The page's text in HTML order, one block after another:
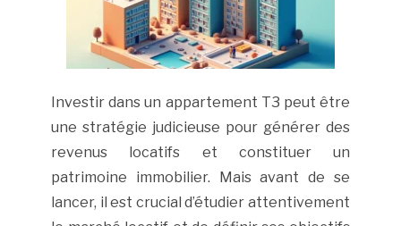
Investir dans un appartement T3 peut être
une stratégie judicieuse pour générer des
revenus locatifs et constituer un
patrimoine immobilier. Mais avant de se
lancer, il est crucial d’étudier attentivement